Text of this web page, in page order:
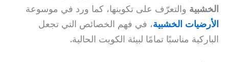
الخشبية والتعرّف على تكوينها، كما ورد في موسوعة
الأرضيات الخشبية، في فهم الخصائص التي تجعل
الباركية مناسبًا تمامًا لبيئة الكويت الحالية.